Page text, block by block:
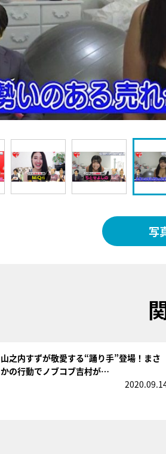
写
山之内すずが敬愛する“踊り手”登場！まさ
かの行動でノブコブ吉村が…